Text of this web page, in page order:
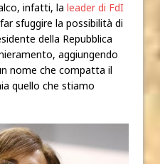
infatti, la leader di FdI
sfuggire la possibilità di
della Repubblica
aggiungendo
nome che compatta il
quello che stiamo